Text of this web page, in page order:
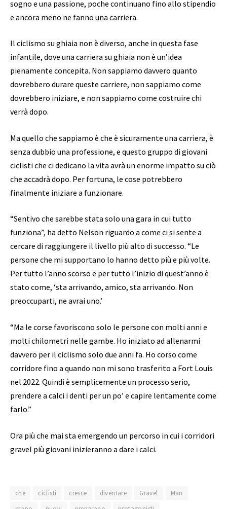
sogno e una passione, poche continuano fino allo stipendio
e ancora meno ne fanno una carriera.
Il ciclismo su ghiaia non è diverso, anche in questa fase
infantile, dove una carriera su ghiaia non è un’idea
pienamente concepita. Non sappiamo davvero quanto
dovrebbero durare queste carriere, non sappiamo come
dovrebbero iniziare, e non sappiamo come costruire chi
verrà dopo.
Ma quello che sappiamo è che è sicuramente una carriera, è
senza dubbio una professione, e questo gruppo di giovani
ciclisti che ci dedicano la vita avrà un enorme impatto su ciò
che accadrà dopo. Per fortuna, le cose potrebbero
finalmente iniziare a funzionare.
“Sentivo che sarebbe stata solo una gara in cui tutto
funziona”, ha detto Nelson riguardo a come ci si sente a
cercare di raggiungere il livello più alto di successo. “Le
persone che mi supportano lo hanno detto più e più volte.
Per tutto l’anno scorso e per tutto l’inizio di quest’anno è
stato come, ‘sta arrivando, amico, sta arrivando. Non
preoccuparti, ne avrai uno.’
“Ma le corse favoriscono solo le persone con molti anni e
molti chilometri nelle gambe. Ho iniziato ad allenarmi
davvero per il ciclismo solo due anni fa. Ho corso come
corridore fino a quando non mi sono trasferito a Fort Louis
nel 2022. Quindi è semplicemente un processo serio,
prendere a calci i denti per un po’ e capire lentamente come
farlo.”
Ora più che mai sta emergendo un percorso in cui i corridori
gravel più giovani inizieranno a dare i calci.
che ciclisti cresce diventare Gravel
Man